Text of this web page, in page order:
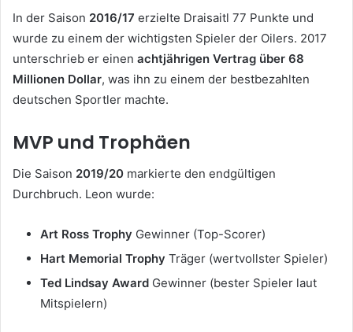
In der Saison 2016/17 erzielte Draisaitl 77 Punkte und
wurde zu einem der wichtigsten Spieler der Oilers. 2017
unterschrieb er einen achtjährigen Vertrag über 68
Millionen Dollar, was ihn zu einem der bestbezahlten
deutschen Sportler machte.
MVP und Trophäen
Die Saison 2019/20 markierte den endgültigen
Durchbruch. Leon wurde:
Art Ross Trophy Gewinner (Top-Scorer)
Hart Memorial Trophy Träger (wertvollster Spieler)
Ted Lindsay Award Gewinner (bester Spieler laut
Mitspielern)